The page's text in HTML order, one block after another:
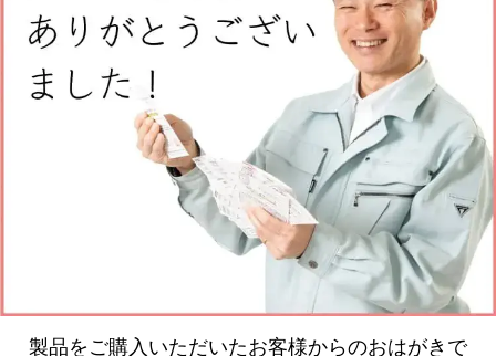
製品をご購入いただいたお客様からのおはがきで